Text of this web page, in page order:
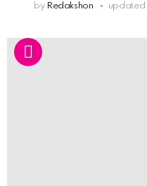
by Redakshon updated